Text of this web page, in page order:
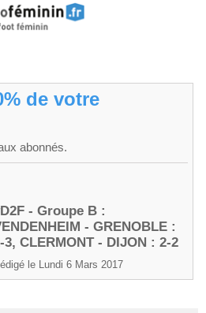
de votre
abonnés.
- Groupe B :
- GRENOBLE :
3, CLERMONT - DIJON : 2-2
le Lundi 6 Mars 2017